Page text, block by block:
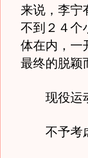
来说，李宁
不到２４个
体在内，一
最终的脱颖
现役运
不予考